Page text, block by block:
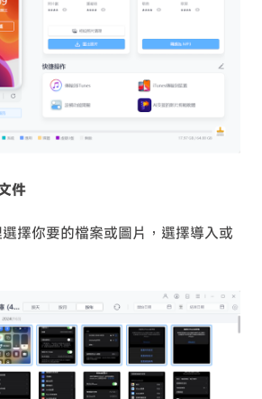
件
擇你要的檔案或圖片，選擇導入或